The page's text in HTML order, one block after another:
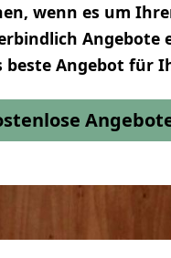
wenn es um
Angebote
beste Angebot für